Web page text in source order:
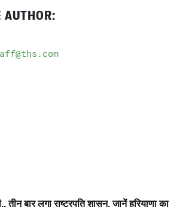
AUTHOR:
बार लगा राष्ट्रपति शासन, जानें हरियाणा का